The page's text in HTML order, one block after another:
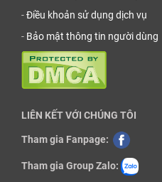
-Điều khoản sử dụng dịch vụ
- Bảo mật thông tin người dùng
LIÊN KẾT VỚI CHÚNG TÔI
Tham gia Fanpage:
Tham gia Group Zalo: